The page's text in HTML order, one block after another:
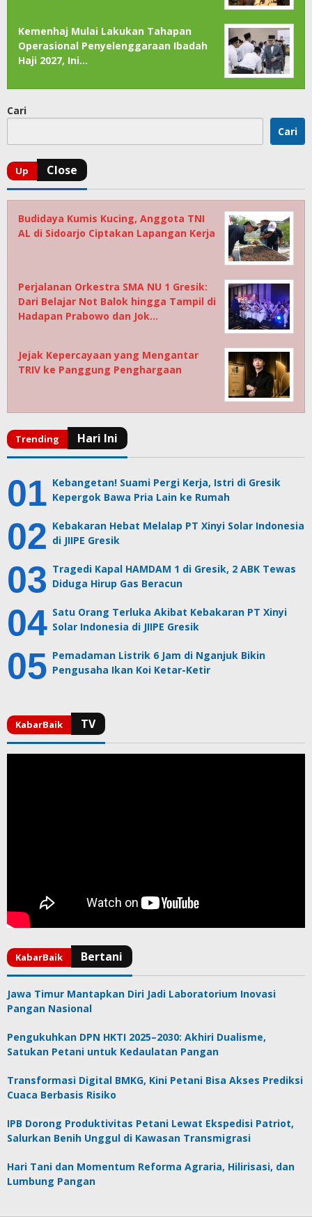
Kemenhaj Mulai Lakukan Tahapan
Operasional Penyelenggaraan Ibadah
Haji 2027, Ini…
Cari
Cari
Budidaya Kumis Kucing, Anggota TNI
AL di Sidoarjo Ciptakan Lapangan Kerja
Perjalanan Orkestra SMA NU 1 Gresik:
Dari Belajar Not Balok hingga Tampil di
Hadapan Prabowo dan Jok…
Jejak Kepercayaan yang Mengantar
TRIV ke Panggung Penghargaan
Kebangetan! Suami Pergi Kerja, Istri di Gresik
Kepergok Bawa Pria Lain ke Rumah
Kebakaran Hebat Melalap PT Xinyi Solar Indonesia
di JIIPE Gresik
Tragedi Kapal HAMDAM 1 di Gresik, 2 ABK Tewas
Diduga Hirup Gas Beracun
Satu Orang Terluka Akibat Kebakaran PT Xinyi
Solar Indonesia di JIIPE Gresik
Pemadaman Listrik 6 Jam di Nganjuk Bikin
Pengusaha Ikan Koi Ketar-Ketir
Jawa Timur Mantapkan Diri Jadi Laboratorium Inovasi
Pangan Nasional
Pengukuhkan DPN HKTI 2025–2030: Akhiri Dualisme,
Satukan Petani untuk Kedaulatan Pangan
Transformasi Digital BMKG, Kini Petani Bisa Akses Prediksi
Cuaca Berbasis Risiko
IPB Dorong Produktivitas Petani Lewat Ekspedisi Patriot,
Salurkan Benih Unggul di Kawasan Transmigrasi
Hari Tani dan Momentum Reforma Agraria, Hilirisasi, dan
Lumbung Pangan